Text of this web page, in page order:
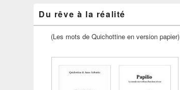
Du rêve à la réalité
(Les mots de Quichottine en version papier)